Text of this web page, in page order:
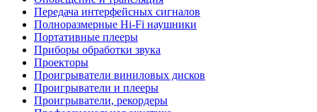
Передача интерфейсных сигналов
Полноразмерные Hi-Fi наушники
Портативные плееры
Приборы обработки звука
Проекторы
Проигрыватели виниловых дисков
Проигрыватели и плееры
Проигрыватели, рекордеры